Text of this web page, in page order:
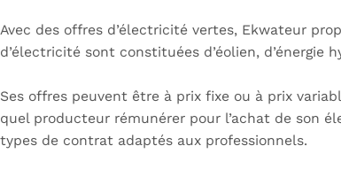
Avec des offres d’électricité vertes, Ekwateur
d’électricité sont constituées d’éolien, d’énergie
Ses offres peuvent être à prix fixe ou à prix
quel producteur rémunérer pour l’achat de son
types de contrat adaptés aux professionnels.